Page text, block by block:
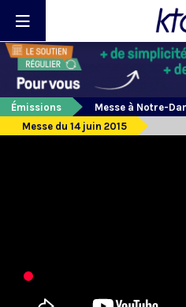
Émissions
Messe à Notre-
Messe du 14 juin 2015